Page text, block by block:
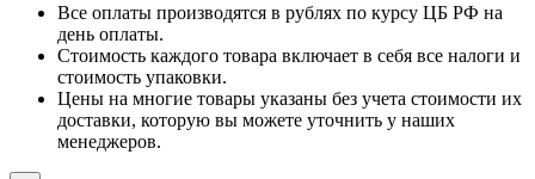
Все оплаты производятся в рублях по курсу ЦБ РФ на
день оплаты.
Стоимость каждого товара включает в себя все налоги и
стоимость упаковки.
Цены на многие товары указаны без учета стоимости их
доставки, которую вы можете уточнить у наших
менеджеров.